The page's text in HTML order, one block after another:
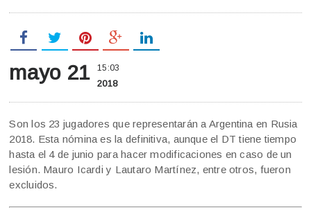
mayo 21 15:03
2018
Son los 23 jugadores que representarán a Argentina en Rusia
2018. Esta nómina es la definitiva, aunque el DT tiene tiempo
hasta el 4 de junio para hacer modificaciones en caso de un
lesión. Mauro Icardi y Lautaro Martínez, entre otros, fueron
excluidos.